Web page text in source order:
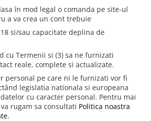
în mod legal o comanda pe site-ul
a va crea un cont trebuie
si/sau capacitate deplina de
cu Termenii si (3) sa ne furnizati
reale, complete si actualizate.
personal pe care ni le furnizati vor fi
legislatia nationala si europeana
cu caracter personal. Pentru mai
rugam sa consultati Politica noastra
.